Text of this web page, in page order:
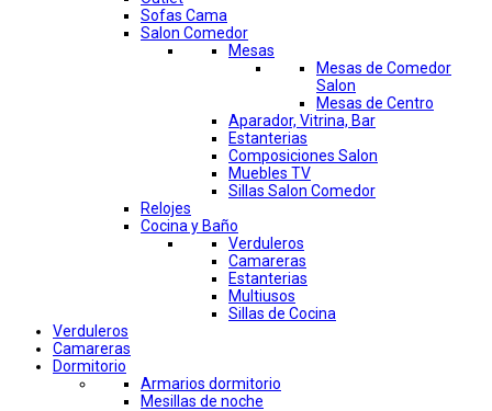
Sofas Cama
Salon Comedor
Mesas
Mesas de Comedor
Salon
Mesas de Centro
Aparador, Vitrina, Bar
Estanterias
Composiciones Salon
Muebles TV
Sillas Salon Comedor
Relojes
Cocina y Baño
Verduleros
Camareras
Estanterias
Multiusos
Sillas de Cocina
Verduleros
Camareras
Dormitorio
Armarios dormitorio
Mesillas de noche